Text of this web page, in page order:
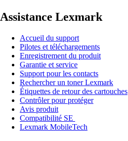
Assistance Lexmark
Accueil du support
Pilotes et téléchargements
Enregistrement du produit
Garantie et service
Support pour les contacts
Rechercher un toner Lexmark
Étiquettes de retour des cartouches
Contrôler pour protéger
Avis produit
Compatibilité SE
Lexmark MobileTech